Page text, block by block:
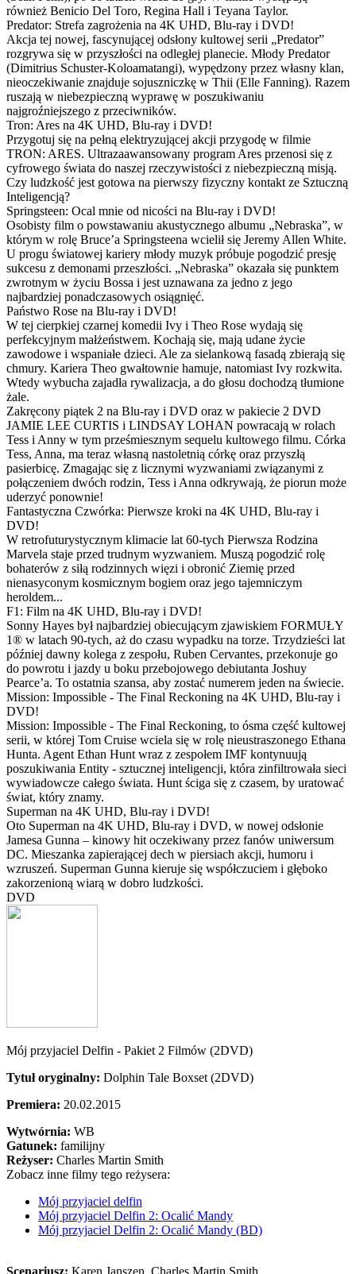
również Benicio Del Toro, Regina Hall i Teyana Taylor.
Predator: Strefa zagrożenia na 4K UHD, Blu-ray i DVD!
Akcja tej nowej, fascynującej odsłony kultowej serii „Predator”
rozgrywa się w przyszłości na odległej planecie. Młody Predator
(Dimitrius Schuster-Koloamatangi), wypędzony przez własny klan,
nieoczekiwanie znajduje sojuszniczkę w Thii (Elle Fanning). Razem
ruszają w niebezpieczną wyprawę w poszukiwaniu
najgroźniejszego z przeciwników.
Tron: Ares na 4K UHD, Blu-ray i DVD!
Przygotuj się na pełną elektryzującej akcji przygodę w filmie
TRON: ARES. Ultrazaawansowany program Ares przenosi się z
cyfrowego świata do naszej rzeczywistości z niebezpieczną misją.
Czy ludzkość jest gotowa na pierwszy fizyczny kontakt ze Sztuczną
Inteligencją?
Springsteen: Ocal mnie od nicości na Blu-ray i DVD!
Osobisty film o powstawaniu akustycznego albumu „Nebraska”, w
którym w rolę Bruce’a Springsteena wcielił się Jeremy Allen White.
U progu światowej kariery młody muzyk próbuje pogodzić presję
sukcesu z demonami przeszłości. „Nebraska” okazała się punktem
zwrotnym w życiu Bossa i jest uznawana za jedno z jego
najbardziej ponadczasowych osiągnięć.
Państwo Rose na Blu-ray i DVD!
W tej cierpkiej czarnej komedii Ivy i Theo Rose wydają się
perfekcyjnym małżeństwem. Kochają się, mają udane życie
zawodowe i wspaniałe dzieci. Ale za sielankową fasadą zbierają się
chmury. Kariera Theo gwałtownie hamuje, natomiast Ivy rozkwita.
Wtedy wybucha zajadła rywalizacja, a do głosu dochodzą tłumione
żale.
Zakręcony piątek 2 na Blu-ray i DVD oraz w pakiecie 2 DVD
JAMIE LEE CURTIS i LINDSAY LOHAN powracają w rolach
Tess i Anny w tym prześmiesznym sequelu kultowego filmu. Córka
Tess, Anna, ma teraz własną nastoletnią córkę oraz przyszłą
pasierbicę. Zmagając się z licznymi wyzwaniami związanymi z
połączeniem dwóch rodzin, Tess i Anna odkrywają, że piorun może
uderzyć ponownie!
Fantastyczna Czwórka: Pierwsze kroki na 4K UHD, Blu-ray i
DVD!
W retrofuturystycznym klimacie lat 60-tych Pierwsza Rodzina
Marvela staje przed trudnym wyzwaniem. Muszą pogodzić rolę
bohaterów z siłą rodzinnych więzi i obronić Ziemię przed
nienasyconym kosmicznym bogiem oraz jego tajemniczym
heroldem...
F1: Film na 4K UHD, Blu-ray i DVD!
Sonny Hayes był najbardziej obiecującym zjawiskiem FORMUŁY
1® w latach 90-tych, aż do czasu wypadku na torze. Trzydzieści lat
później dawny kolega z zespołu, Ruben Cervantes, przekonuje go
do powrotu i jazdy u boku przebojowego debiutanta Joshuy
Pearce’a. To ostatnia szansa, aby zostać numerem jeden na świecie.
Mission: Impossible - The Final Reckoning na 4K UHD, Blu-ray i
DVD!
Mission: Impossible - The Final Reckoning, to ósma część kultowej
serii, w której Tom Cruise wciela się w rolę nieustraszonego Ethana
Hunta. Agent Ethan Hunt wraz z zespołem IMF kontynuują
poszukiwania Entity - sztucznej inteligencji, która zinfiltrowała sieci
wywiadowcze całego świata. Hunt ściga się z czasem, by uratować
świat, który znamy.
Superman na 4K UHD, Blu-ray i DVD!
Oto Superman na 4K UHD, Blu-ray i DVD, w nowej odsłonie
Jamesa Gunna – kinowy hit oczekiwany przez fanów uniwersum
DC. Mieszanka zapierającej dech w piersiach akcji, humoru i
wzruszeń. Superman Gunna kieruje się współczuciem i głęboko
zakorzenioną wiarą w dobro ludzkości.
DVD
Mój przyjaciel Delfin - Pakiet 2 Filmów (2DVD)
Tytuł oryginalny: Dolphin Tale Boxset (2DVD)
Premiera: 20.02.2015
Wytwórnia: WB
Gatunek: familijny
Reżyser: Charles Martin Smith
Zobacz inne filmy tego reżysera:
Mój przyjaciel delfin
Mój przyjaciel Delfin 2: Ocalić Mandy
Mój przyjaciel Delfin 2: Ocalić Mandy (BD)
Scenariusz: Karen Janszen , Charles Martin Smith